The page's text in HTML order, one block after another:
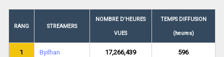
RANG STREAMERS
NOMBRE D'HEURES
VUES
TEMPS DIFFUSION
(heures)
1 Byilhan 17,266,439 596